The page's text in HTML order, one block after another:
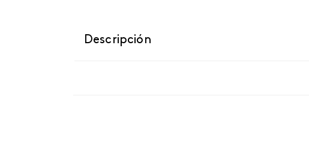
Descripción